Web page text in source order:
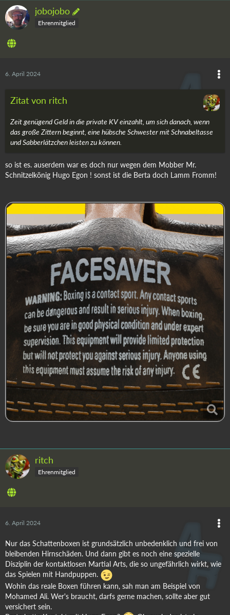
jobojobo
Ehrenmitglied
6. April 2024
Zitat von ritch
Zeit genügend Geld in die private KV einzahlt, um sich danach, wenn
das große Zittern beginnt, eine hübsche Schwester mit Schnabeltasse
und Sabberlätzchen leisten zu können.
so ist es. auserdem war es doch nur wegen dem Mobber Mr.
Schnitzelkönig Hugo Egon ! sonst ist die Berta doch Lamm Fromm!
ritch
Ehrenmitglied
6. April 2024
Nur das Schattenboxen ist grundsätzlich unbedenklich und frei von
bleibenden Hirnschäden. Und dann gibt es noch eine spezielle
Disziplin der kontaktlosen Martial Arts, die so ungefährlich wirkt, wie
das Spielen mit Handpuppen.
Wohin das reale Boxen führen kann, sah man am Beispiel von
Mohamed Ali. Wer's braucht, darfs gerne machen, sollte aber gut
versichert sein.